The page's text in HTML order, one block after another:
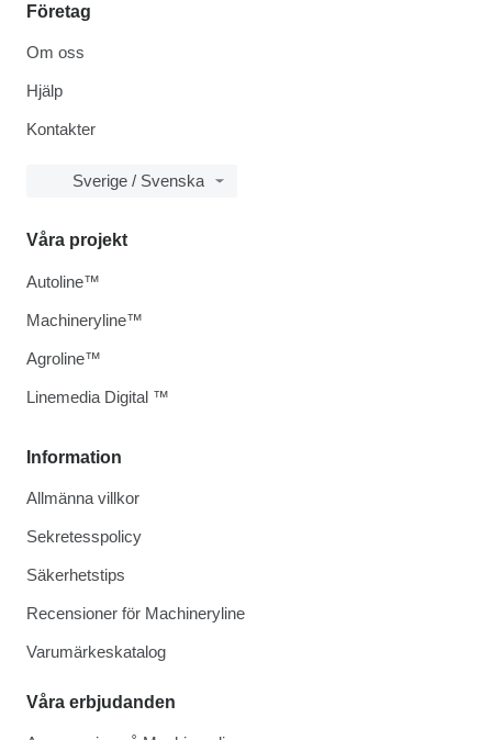
Företag
Om oss
Hjälp
Kontakter
Sverige / Svenska
Information
Allmänna villkor
Sekretesspolicy
Säkerhetstips
Recensioner för Machineryline
Varumärkeskatalog
Våra erbjudanden
Våra projekt
Autoline™
Machineryline™
Agroline™
Linemedia Digital ™